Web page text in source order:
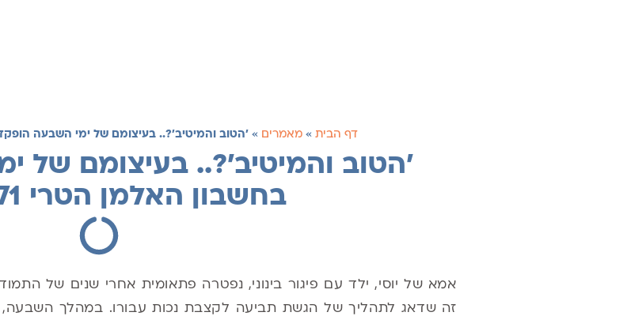
דף הבית »מאמרים » 'הטוב והמיטיב'?.. בעיצומם של ימי השבעה הופקדו
'הטוב והמיטיב'?.. בעיצומם של
בחשבון האלמן הטרי 57,671 ₪
אמא של יוסי, ילד עם פיגור בינוני, נפטרה פתאומית אחרי שנים של
זה שדאג לתהליך של הגשת תביעה לקצבת נכות עבורו. במהלך השבעה,